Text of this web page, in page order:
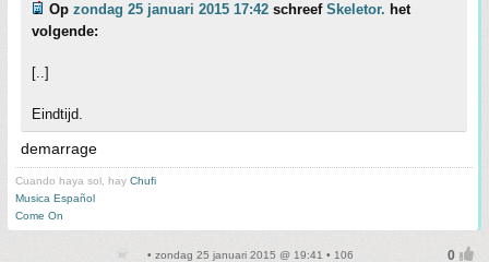
Op zondag 25 januari 2015 17:42 schreef Skeletor. het
volgende:
[..]
Eindtijd.
demarrage
Cuando haya sol, hay Chufi
Musica Español
Come On
• zondag 25 januari 2015 @ 19:41 • 106